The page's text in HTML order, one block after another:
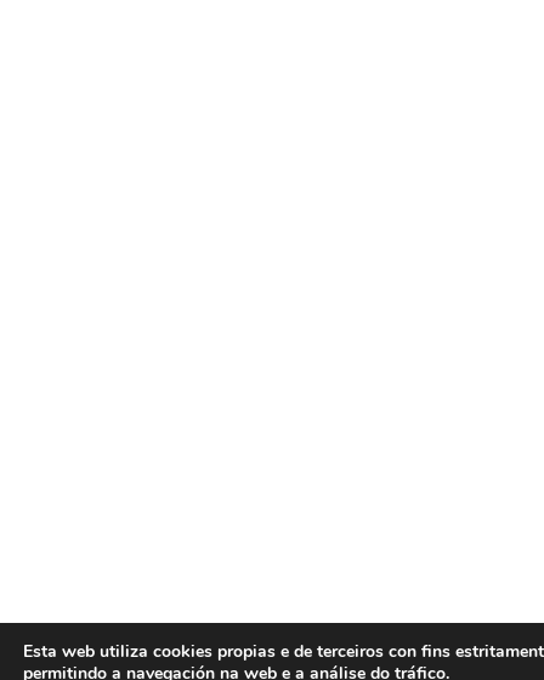
Esta web utiliza cookies propias e de terceiros con fins
permitindo a navegación na web e a análise do tráfico.